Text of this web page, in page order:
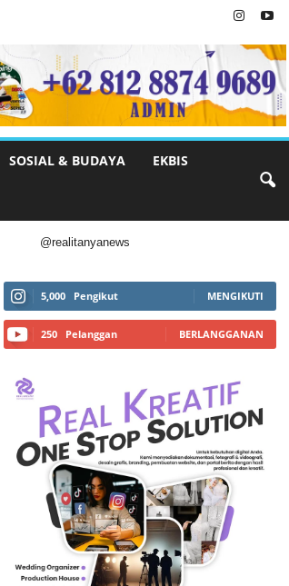
SOSIAL & BUDAYA EKBIS
@realitanyanews
5,000 Pengikut MENGIKUTI
250 Pelanggan BERLANGGANAN